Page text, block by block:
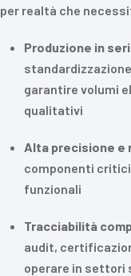
per realtà che
Produzione in
garantire volumi
qualitativi
Alta precisione e
componenti
funzionali
Tracciabilità
audit,
operare in settori